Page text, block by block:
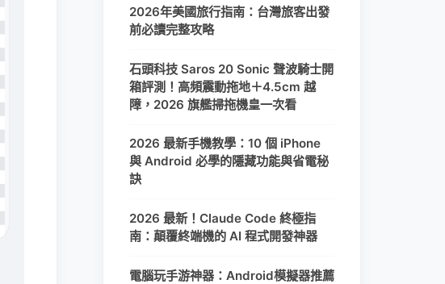
2026年美國旅行指南：台灣旅客出發
前必讀完整攻略
石頭科技 Saros 20 Sonic 聲波騎士開
箱評測！高頻震動拖地＋4.5cm 越
障，2026 旗艦掃拖機皇一次看
2026 最新手機教學：10 個 iPhone
與 Android 必學的隱藏功能與省電秘
訣
2026 最新！Claude Code 終極指
南：顛覆終端機的 AI 程式開發神器
電腦玩手游神器：Android模擬器推薦